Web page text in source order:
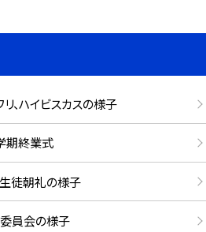
、ハイビスカスの様子
期終業式
徒朝礼の様子
員会の様子